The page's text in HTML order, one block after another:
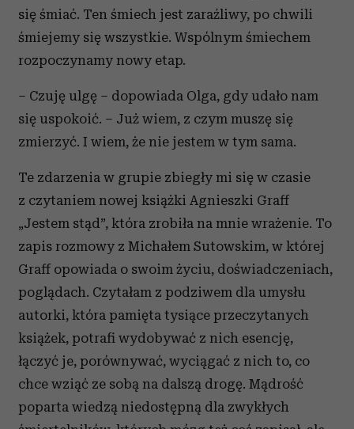
się śmiać. Ten śmiech jest zaraźliwy, po chwili
śmiejemy się wszystkie. Wspólnym śmiechem
rozpoczynamy nowy etap.
– Czuję ulgę – dopowiada Olga, gdy udało nam
się uspokoić. – Już wiem, z czym muszę się
zmierzyć. I wiem, że nie jestem w tym sama.
Te zdarzenia w grupie zbiegły mi się w czasie
z czytaniem nowej książki Agnieszki Graff
„Jestem stąd”, która zrobiła na mnie wrażenie. To
zapis rozmowy z Michałem Sutowskim, w której
Graff opowiada o swoim życiu, doświadczeniach,
poglądach. Czytałam z podziwem dla umysłu
autorki, która pamięta tysiące przeczytanych
książek, potrafi wydobywać z nich esencję,
łączyć je, porównywać, wyciągać z nich to, co
chce wziąć ze sobą na dalszą drogę. Mądrość
poparta wiedzą niedostępną dla zwykłych